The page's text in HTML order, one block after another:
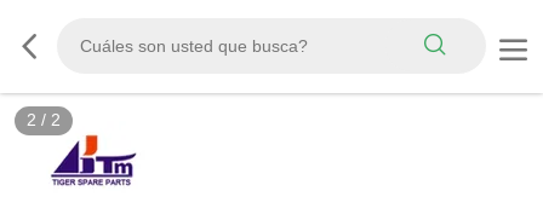
2 / 2